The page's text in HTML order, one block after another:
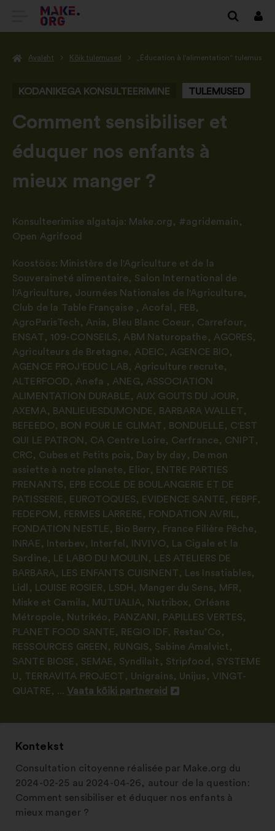
SAIDI
AVALEHELE
Logi
Avaleht Kõik tulemused „Éducation à l'alimentation“ tulemus
KODANIKEGA KONSULTEERIMINE TULEMUSED
-
Comment sensibiliser et
éduquer nos enfants à
mieux manger ?
Konsulteerimise algataja: Make.org , #agridemain ,
Open Agrifood
Koostöös: Ministère de l'Agriculture et de la
Souveraineté alimentaire, Salon International de
l'Agriculture, Journées Nationales de l'Agriculture,
Club de la Table Française , Acofal , FEB,
AgroParisTech , Ania , Bleu Blanc Coeur , Carrefour,
ENSAT, 109-CONSEILS, ABM Naturopathe , AGORES,
Agriculteurs de Bretagne, ADEIC, AGENCE BIO,
AGENCE PROJ'EDUC LAB, Agriculture recrute,
ALTERFOOD, Anefa , ANEG, ASSOCIATION
ALIMENTATION DURABLE, AUX GOUTS DU JOUR,
AXEMA, BANLIEUESDUMONDE, BARBARA WALLET,
BEFEEDO, BON POUR LE CLIMAT , BONDUELLE, C'EST
QUI LE PATRON , CA Centre Loire, Cerfrance, CNIPT,
CRC, Cubes et Petits pois, Day by day, De mon
assiette à notre planete, Elior, ENTRE PARTIES
PRENANTS, EPB ECOLE DE BOULANGERIE ET DE
PATISSERIE, EUROTOQUES, EVIDENCE SANTE, FEBPF,
FEDEPOM , FERMES LARRERE, FONDATION AVRIL
,
FONDATION NESTLE, Bio Berry, France Filière Pêche,
INRAE, Interbev, Interfel , INVIVO,
La Cigale et la
Sardine, LE LABO DU MOULIN ,
LES ATELIERS DE
BARBARA, LES ENFANTS CUISINENT, Les Insatiables,
Lidl
, LOUISE ROSIER, LSDH , Manger du Sens, MFR,
Miske et Camila , MUTUALIA, Nutribox, Orléans
Métropole, Nutrikéo, PANZANI , PAPILLES VERTES,
PLANET FOOD SANTE, REGIO IDF, Restau’Co,
RESSOURCES GREEN , RUNGIS, Sabine Amalvict,
SANTE BIOSE , SEMAE, Syndilait , Stripfood , SYSTEME
U, TERRAVITA PROJECT , Unigrains, Unijus , VINGT-
QUATRE, ... Vaata kõiki partnereid
Avamine
Kontekst
Consultation citoyenne réalisée par Make.org du
2024-02-25 au 2024-04-26, autour de la question:
Comment sensibiliser et éduquer nos enfants à
mieux manger ?